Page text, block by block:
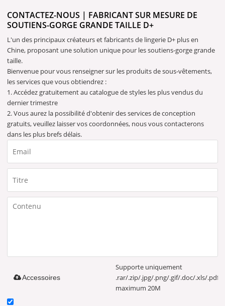
CONTACTEZ-NOUS | FABRICANT SUR MESURE DE
SOUTIENS-GORGE GRANDE TAILLE D+
L'un des principaux créateurs et fabricants de lingerie D+ plus en
Chine, proposant une solution unique pour les soutiens-gorge grande
taille.
Bienvenue pour vous renseigner sur les produits de sous-vêtements,
les services que vous obtiendrez :
1. Accédez gratuitement au catalogue de styles les plus vendus du
dernier trimestre
2. Vous aurez la possibilité d'obtenir des services de conception
gratuits, veuillez laisser vos coordonnées, nous vous contacterons
dans les plus brefs délais.
Supporte uniquement
.rar/.zip/.jpg/.png/.gif/.doc/.xls/.pdf,
maximum 20M
Accessoires